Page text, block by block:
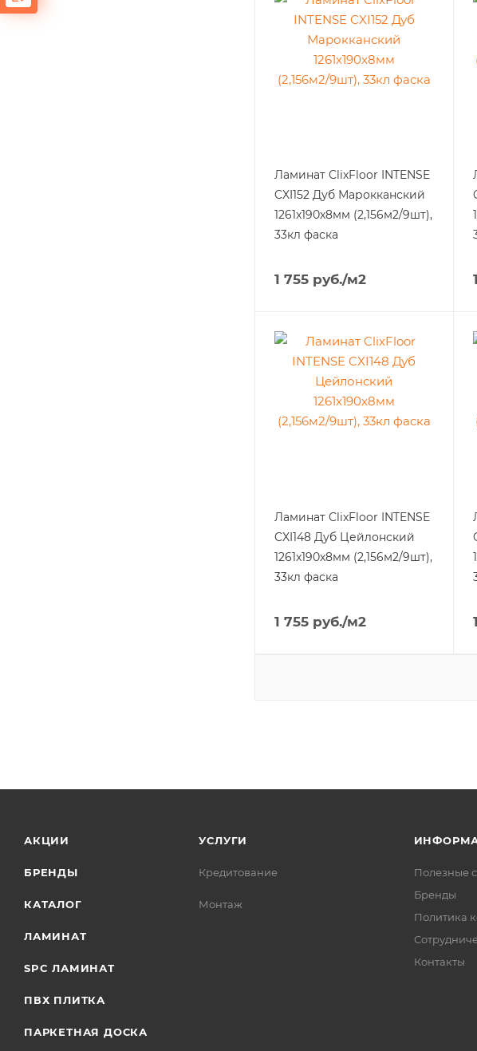
Ламинат ClixFloor INTENSE
CXI152 Дуб Марокканский
1261x190x8мм (2,156м2/9шт),
33кл фаска
1 755 руб./м2
Ламинат ClixFloor INTENSE
CXI148 Дуб Цейлонский
1261x190x8мм (2,156м2/9шт),
33кл фаска
1 755 руб./м2
АКЦИИ
БРЕНДЫ
КАТАЛОГ
ЛАМИНАТ
SPC ЛАМИНАТ
ПВХ ПЛИТКА
ПАРКЕТНАЯ ДОСКА
УСЛУГИ
Кредитование
Монтаж
Полезные
Бренды
Политика
Контакты